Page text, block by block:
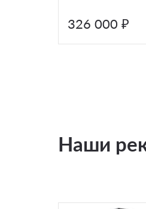
326 000 ₽
Наши